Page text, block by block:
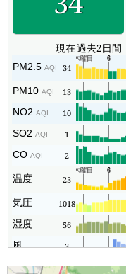
現在過去2日間
PM2.5AQI 34
PM10AQI 13
NO2AQI 10
SO2AQI 1
COAQI 2
温度 23
気圧 1018
湿度 56
風 3